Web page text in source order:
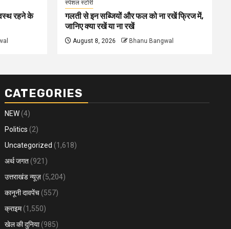
रहने के
स्पेशल स्टोरी
गलती से इन सब्जियों और फल को ना रखें फ्रिज में,
जानिए क्या रखें या ना रखें
August 8, 2026 Bhanu Bangwal
CATEGORIES
NEW (4)
Politics (2)
Uncategorized (1,618)
अर्थ जगत (921)
उत्तराखंड न्यूज़ (5,204)
कानूनी दावपेंच (557)
क्राइम(1,550)
खेल की दुनिया(985)